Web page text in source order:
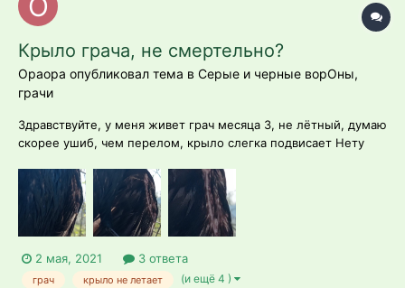
Крыло грача, не смертельно?
Opaopa опубликовал тема в Серые и черные ворОны,
грачи
Здравствуйте, у меня живет грач месяца 3, не лётный, думаю
скорее ушиб, чем перелом, крыло слегка подвисает Нету
местный говорил будет летать, все норм. После купания,
пока он мокрый и хорошо видно сфоткала его крылышко. По
самочу...
2 мая, 2021 3 ответа
грач крыло не летает (и ещё 4 )